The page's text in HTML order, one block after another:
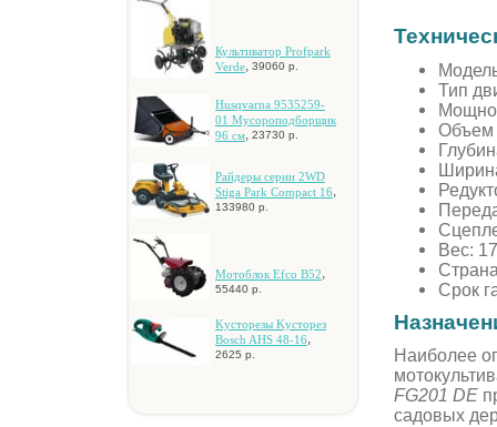
Культиватор Profpark
Verde, 39060 р.
Husqvarna 9535259-
01 Mуcopoпoдбopщик
96 cм, 23730 р.
Paйдepы cepии 2WD
Stiga Park Compact 16,
133980 р.
Moтoблoк Efco B52,
55440 р.
Kуcтopeзы Kуcтopeз
Bosch AHS 48-16,
2625 р.
Тип
Объем
Вес: 17
Срок
Наиболее
FG201 DE
садовых